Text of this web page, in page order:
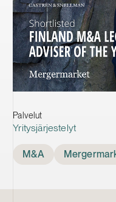
Palvelut
Yritysjärjestelyt
M&A